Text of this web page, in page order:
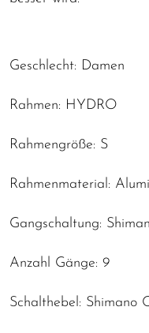
Geschlecht: Damen
Rahmen: HYDRO
Rahmengröße: S
Rahmenmaterial:
Gangschaltung:
Anzahl Gänge: 9
Schalthebel: Shimano